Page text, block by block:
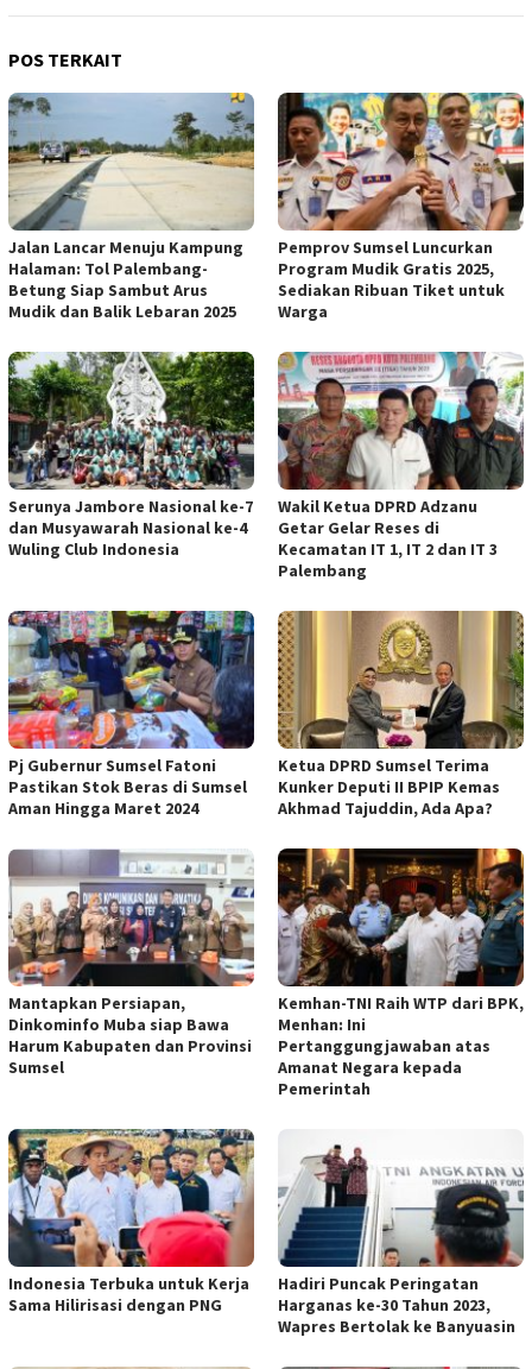
POS TERKAIT
Jalan Lancar Menuju Kampung
Halaman: Tol Palembang-
Betung Siap Sambut Arus
Mudik dan Balik Lebaran 2025
Pemprov Sumsel Luncurkan
Program Mudik Gratis 2025,
Sediakan Ribuan Tiket untuk
Warga
Serunya Jambore Nasional ke-7
dan Musyawarah Nasional ke-4
Wuling Club Indonesia
Wakil Ketua DPRD Adzanu
Getar Gelar Reses di
Kecamatan IT 1, IT 2 dan IT 3
Palembang
Pj Gubernur Sumsel Fatoni
Pastikan Stok Beras di Sumsel
Aman Hingga Maret 2024
Ketua DPRD Sumsel Terima
Kunker Deputi II BPIP Kemas
Akhmad Tajuddin, Ada Apa?
Mantapkan Persiapan,
Dinkominfo Muba siap Bawa
Harum Kabupaten dan Provinsi
Sumsel
Kemhan-TNI Raih WTP dari BPK,
Menhan: Ini
Pertanggungjawaban atas
Amanat Negara kepada
Pemerintah
Indonesia Terbuka untuk Kerja
Sama Hilirisasi dengan PNG
Hadiri Puncak Peringatan
Harganas ke-30 Tahun 2023,
Wapres Bertolak ke Banyuasin